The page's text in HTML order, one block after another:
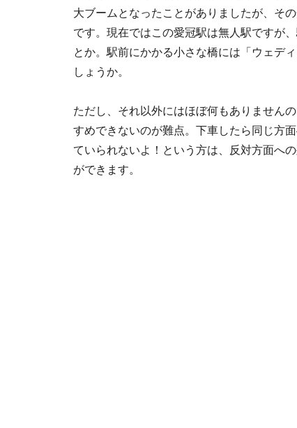
大ブームとなったことがありましたが、そ
です。現在ではこの愛冠駅は無人駅ですが
とか。駅前にかかる小さな橋には「ウェデ
しょうか。
ただし、それ以外にはほぼ何もありません
すめできないのが難点。下車したら同じ方
ていられないよ！という方は、反対方面へ
ができます。